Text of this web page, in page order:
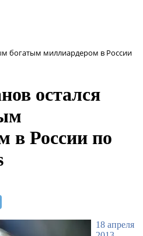
богатым миллиардером в России
остался
в России по
18 апреля